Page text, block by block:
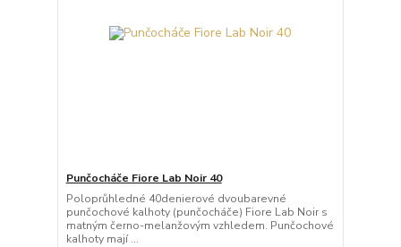
Punčocháče Fiore Lab Noir 40
Poloprůhledné 40denierové dvoubarevné
punčochové kalhoty (punčocháče) Fiore Lab Noir s
matným černo-melanžovým vzhledem. Punčochové
kalhoty mají ...